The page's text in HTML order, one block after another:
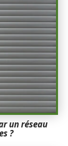
un réseau
?